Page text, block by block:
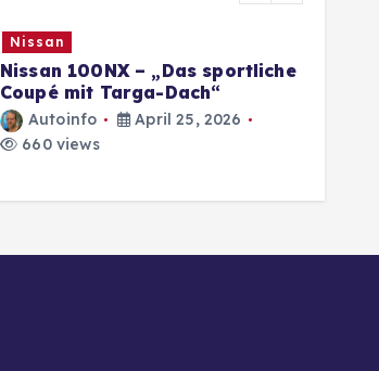
Nissan
Nissan 100NX – „Das sportliche
Coupé mit Targa-Dach“
Autoinfo
April 25, 2026
660 views